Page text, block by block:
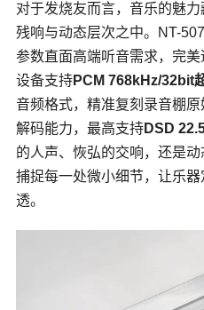
对于发烧友而言，音乐的魅
残响与动态层次之中。NT-
参数直面高端听音需求，完美
设备支持PCM 768kHz/32bit
音频格式，精准复刻录音棚
解码能力，最高支持DSD
的人声、恢弘的交响，还是
捕捉每一处微小细节，让乐
透。